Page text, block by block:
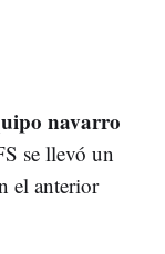
navarro
se llevó un
el anterior